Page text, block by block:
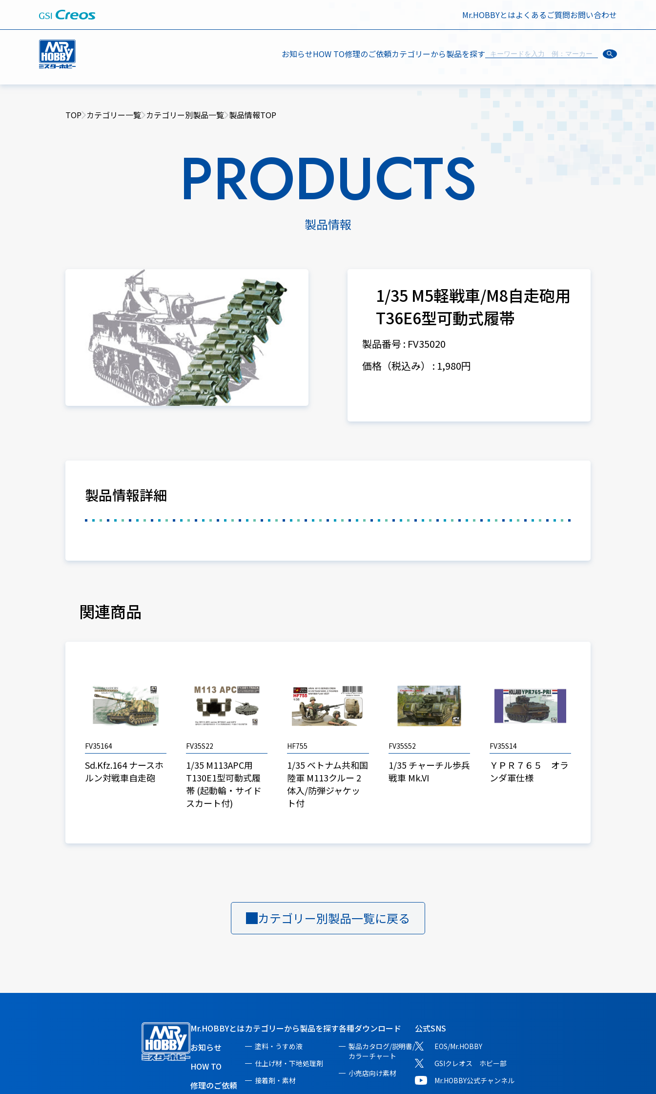
Mr.HOBBYとはよくあるご質問お問い合わせ
お知らせHOW TO修理のご依頼カテゴリーから製品を探す
TOP カテゴリー一覧 カテゴリー別製品一覧 製品情報TOP
PRODUCTS
製品情報
1/35 M5軽戦車/M8自走砲用
T36E6型可動式履帯
製品番号 : FV35020
価格（税込み） : 1,980円
製品情報詳細
関連商品
FV35164
Sd.Kfz.164 ナースホ
ルン対戦車自走砲
FV35S22
1/35 M113APC用
T130E1型可動式履
帯 (起動輪・サイド
スカート付)
HF755
1/35 ベトナム共和国
陸軍 M113クルー 2
体入/防弾ジャケッ
ト付
FV35S52
1/35 チャーチル歩兵
戦車 Mk.VI
FV35S14
ＹＰＲ７６５ オラ
ンダ軍仕様
カテゴリー別製品一覧に戻る
Mr.HOBBYとは
お知らせ
HOW TO
修理のご依頼
カテゴリーから製品を探す
塗料・うすめ液
仕上げ材・下地処理剤
接着剤・素材
各種ダウンロード
製品カタログ/説明書/
カラーチャート
小売店向け素材
公式SNS
EOS/Mr.HOBBY
GSIクレオス ホビー部
Mr.HOBBY公式チャンネル